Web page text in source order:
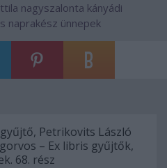
nagyszalonta kányádi
naprakész ünnepek
Petrikovits László
– Ex libris gyűjtők,
68. rész